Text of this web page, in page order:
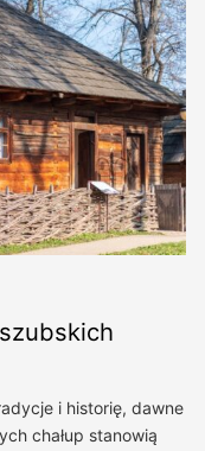
i historię, dawne
chałup stanowią